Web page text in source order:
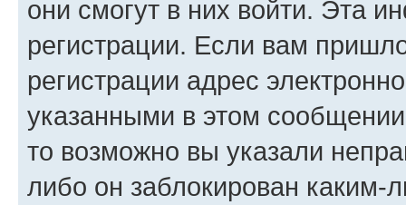
они смогут в них войти. Эта
регистрации. Если вам
регистрации адрес
указанными в этом
то возможно вы указали
либо он заблокирован